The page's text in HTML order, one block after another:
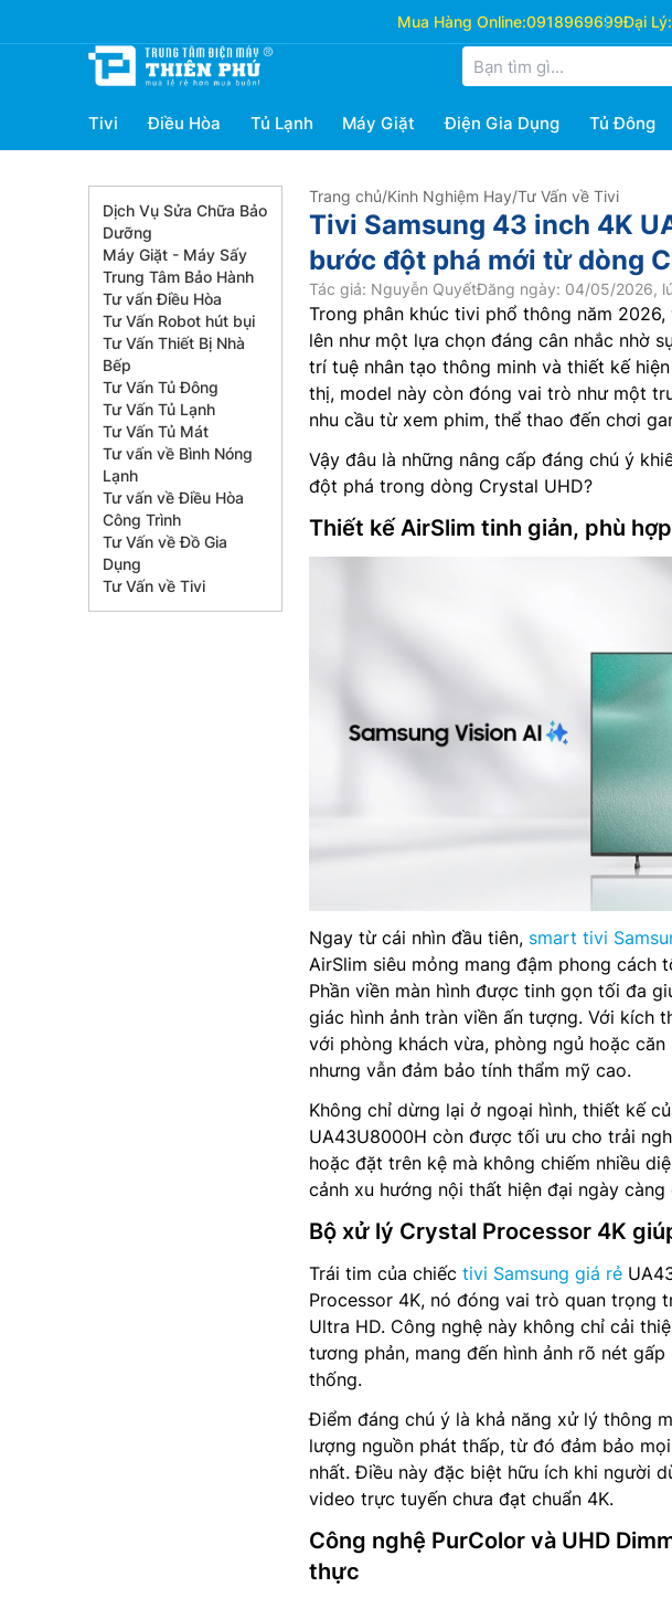
Mua Hàng Online:0918969699Đại Lý:
Tivi Điều Hòa Tủ Lạnh Máy Giặt Điện Gia Dụng Tủ Đông
Dịch Vụ Sửa Chữa Bảo
Dưỡng
Máy Giặt - Máy Sấy
Trung Tâm Bảo Hành
Tư vấn Điều Hòa
Tư Vấn Robot hút bụi
Tư Vấn Thiết Bị Nhà
Bếp
Tư Vấn Tủ Đông
Tư Vấn Tủ Lạnh
Tư Vấn Tủ Mát
Tư vấn về Bình Nóng
Lạnh
Tư vấn về Điều Hòa
Công Trình
Tư Vấn về Đồ Gia
Dụng
Tư Vấn về Tivi
Trang chủ/Kinh Nghiệm Hay/Tư Vấn về Tivi
Tivi Samsung 43 inch 4K
bước đột phá mới từ dòng
Tác giả: Nguyễn QuyếtĐăng ngày: 04/05/2026,
Trong phân khúc tivi phổ thông năm 2026,
lên như một lựa chọn đáng cân nhắc nhờ
trí tuệ nhân tạo thông minh và thiết kế
thị, model này còn đóng vai trò như một
nhu cầu từ xem phim, thể thao đến chơi
Vậy đâu là những nâng cấp đáng chú ý
đột phá trong dòng Crystal UHD?
Thiết kế AirSlim tinh giản, phù
Ngay từ cái nhìn đầu tiên, smart tivi
AirSlim siêu mỏng mang đậm phong cách
Phần viền màn hình được tinh gọn tối đa
giác hình ảnh tràn viền ấn tượng. Với kích
với phòng khách vừa, phòng ngủ hoặc
nhưng vẫn đảm bảo tính thẩm mỹ cao.
Không chỉ dừng lại ở ngoại hình, thiết kế
UA43U8000H còn được tối ưu cho trải
hoặc đặt trên kệ mà không chiếm nhiều
cảnh xu hướng nội thất hiện đại ngày
Bộ xử lý Crystal Processor 4K
Trái tim của chiếc tivi Samsung giá rẻ
Processor 4K, nó đóng vai trò quan trọng
Ultra HD. Công nghệ này không chỉ cải
tương phản, mang đến hình ảnh rõ nét
thống.
Điểm đáng chú ý là khả năng xử lý thông
lượng nguồn phát thấp, từ đó đảm bảo
nhất. Điều này đặc biệt hữu ích khi người
video trực tuyến chưa đạt chuẩn 4K.
Công nghệ PurColor và UHD
thực